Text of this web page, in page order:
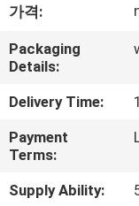
하
여
공
장
여
가격:
Packaging
Details:
Delivery Time:
Payment
Terms:
Supply Ability: